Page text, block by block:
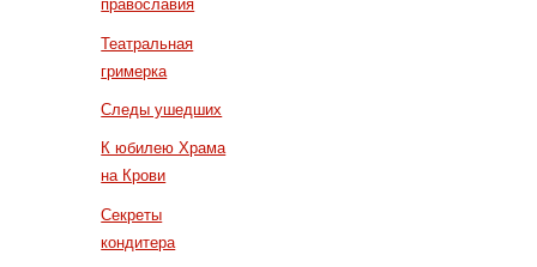
православия
Театральная
гримерка
Следы ушедших
К юбилею Храма
на Крови
Секреты
кондитера